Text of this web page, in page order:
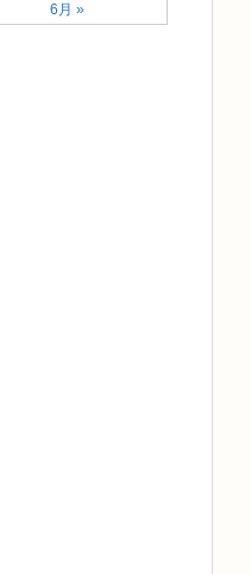
6月 »